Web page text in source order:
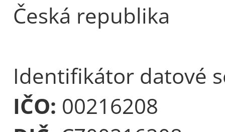
Česká republika
Identifikátor datové
IČO: 00216208